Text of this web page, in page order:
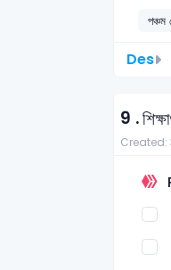
পঞ্চম
Des
9 .
Created: